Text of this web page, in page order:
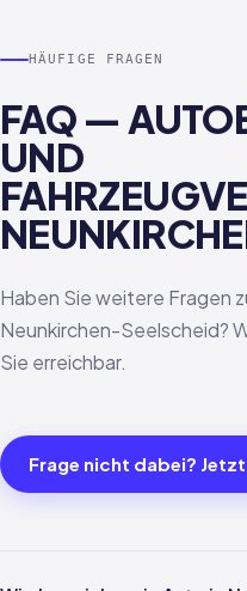
HÄUFIGE FRAGEN
FAQ —
UND
Haben Sie weitere Fragen
Neunkirchen-Seelscheid?
Sie erreichbar.
Frage nicht dabei?